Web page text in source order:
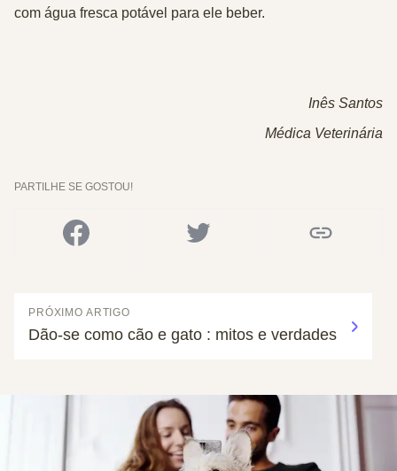
com água fresca potável para ele beber.
Inês Santos
Médica Veterinária
PARTILHE SE GOSTOU!
PRÓXIMO ARTIGO
Dão-se como cão e gato : mitos e verdades